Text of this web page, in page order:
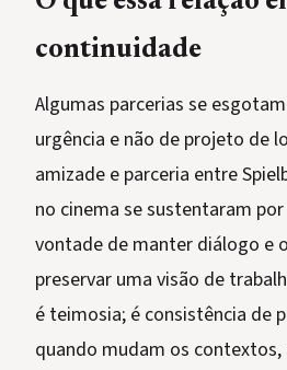
continuidade
Algumas parcerias se
urgência e não de projeto de
amizade e parceria entre
no cinema se sustentaram
vontade de manter diálogo e
preservar uma visão de
é teimosia; é consistência de
quando mudam os contextos,